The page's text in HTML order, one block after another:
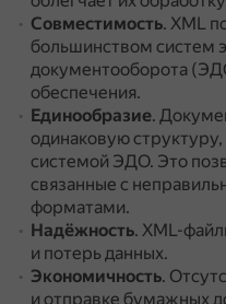
Совместимость. XML
большинством систем
документооборота
обеспечения.
Единообразие.
одинаковую
системой ЭДО. Это
связанные с
форматами.
Надёжность. XML-
и потерь данных.
Экономичность.
и отправке бумажных